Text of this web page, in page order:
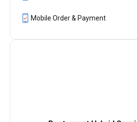
Mobile Order & Payment